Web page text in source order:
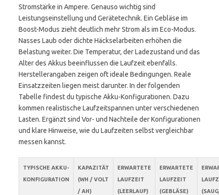
Stromstärke in Ampere. Genauso wichtig sind
Leistungseinstellung und Gerätetechnik. Ein Gebläse im
Boost-Modus zieht deutlich mehr Strom als im Eco-Modus.
Nasses Laub oder dichte Häckselarbeiten erhöhen die
Belastung weiter. Die Temperatur, der Ladezustand und das
Alter des Akkus beeinflussen die Laufzeit ebenfalls.
Herstellerangaben zeigen oft ideale Bedingungen. Reale
Einsatzzeiten liegen meist darunter. In der folgenden
Tabelle findest du typische Akku-Konfigurationen. Dazu
kommen realistische Laufzeitspannen unter verschiedenen
Lasten. Ergänzt sind Vor- und Nachteile der Konfigurationen
und klare Hinweise, wie du Laufzeiten selbst vergleichbar
messen kannst.
TYPISCHE AKKU-
KONFIGURATION
KAPAZITÄT
(WH / VOLT
/ AH)
ERWARTETE
LAUFZEIT
(LEERLAUF)
ERWARTETE
LAUFZEIT
(GEBLÄSE)